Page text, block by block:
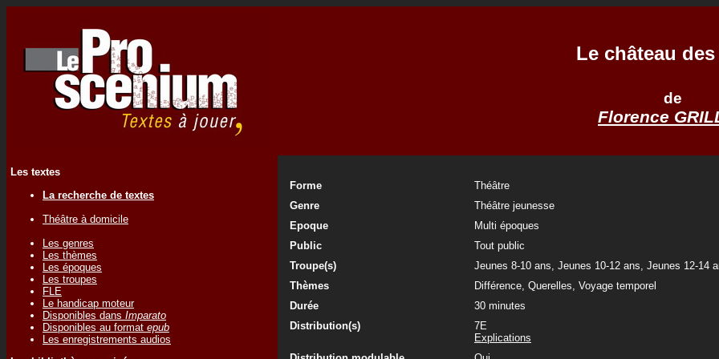
Le château
de
Florence
Les textes
La recherche de textes
Théâtre à domicile
Les genres
Les thèmes
Les époques
Les troupes
FLE
Le handicap moteur
Disponibles dans Imparato
Disponibles au format epub
Les enregistrements audios
Forme
Théâtre
Genre
Théâtre jeunesse
Epoque
Multi époques
Public
Tout public
Troupe(s)
Jeunes 8-10 ans, Jeunes 10-12 ans, Jeunes 12-14
Thèmes
Différence, Querelles, Voyage temporel
Durée
30 minutes
Distribution(s)
7E
Explications